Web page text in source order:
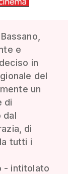
e
in
del
un
di
dal
di
tutti i
- intitolato